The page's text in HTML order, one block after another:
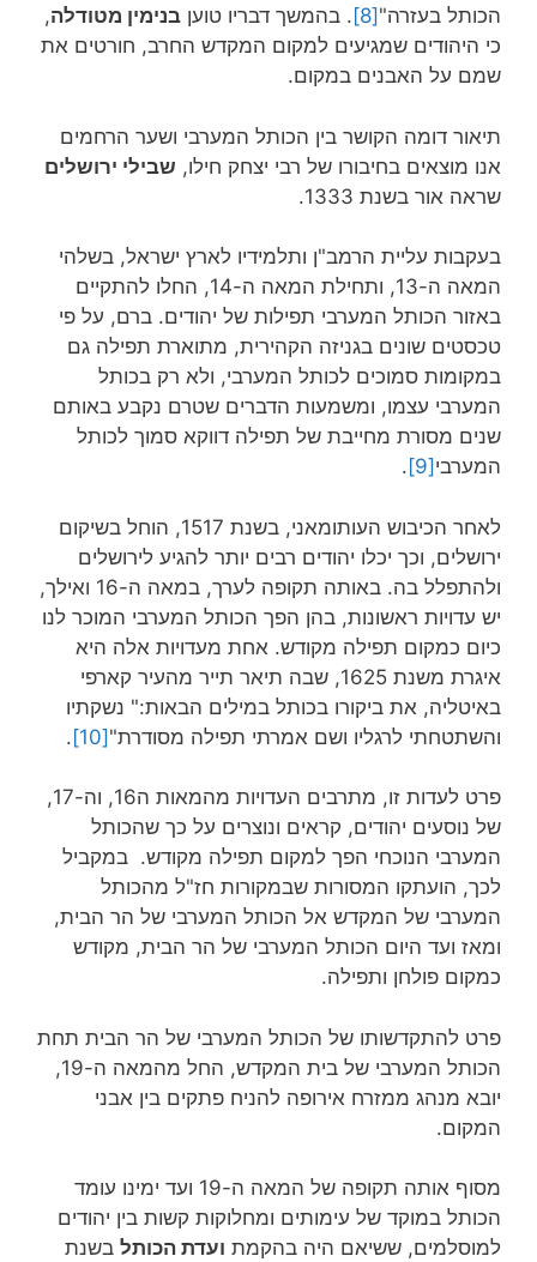
הכותל בעזרה" [8] . בהמשך דבריו טוען בנימין מטודלה,
כי היהודים שמגיעים למקום המקדש החרב, חורטים את
שמם על האבנים במקום.
תיאור דומה הקושר בין הכותל המערבי ושער הרחמים
אנו מוצאים בחיבורו של רבי יצחק חילו, שבילי ירושלים
שראה אור בשנת 1333.
בעקבות עליית הרמב"ן ותלמידיו לארץ ישראל, בשלהי
המאה ה-13, ותחילת המאה ה-14, החלו להתקיים
באזור הכותל המערבי תפילות של יהודים. ברם, על פי
טכסטים שונים בגניזה הקהירית, מתוארת תפילה גם
במקומות סמוכים לכותל המערבי, ולא רק בכותל
המערבי עצמו, ומשמעות הדברים שטרם נקבע באותם
שנים מסורת מחייבת של תפילה דווקא סמוך לכותל
המערבי [9]
.
לאחר הכיבוש העותומאני, בשנת 1517, הוחל בשיקום
ירושלים, וכך יכלו יהודים רבים יותר להגיע לירושלים
ולהתפלל בה. באותה תקופה לערך, במאה ה-16 ואילך,
יש עדויות ראשונות, בהן הפך הכותל המערבי המוכר לנו
כיום כמקום תפילה מקודש. אחת מעדויות אלה היא
איגרת משנת 1625, שבה תיאר תייר מהעיר קארפי
באיטליה, את ביקורו בכותל במילים הבאות:" נשקתיו
והשתטחתי לרגליו ושם אמרתי תפילה מסודרת"[10]
.
פרט לעדות זו, מתרבים העדויות מהמאות ה16, וה-17,
של נוסעים יהודים, קראים ונוצרים על כך שהכותל
המערבי הנוכחי הפך למקום תפילה מקודש. במקביל
לכך, הועתקו המסורות שבמקורות חז"ל מהכותל
המערבי של המקדש אל הכותל המערבי של הר הבית,
ומאז ועד היום הכותל המערבי של הר הבית, מקודש
כמקום פולחן ותפילה.
פרט להתקדשותו של הכותל המערבי של הר הבית תחת
הכותל המערבי של בית המקדש, החל מהמאה ה-19,
יובא מנהג ממזרח אירופה להניח פתקים בין אבני
המקום.
מסוף אותה תקופה של המאה ה-19 ועד ימינו עומד
הכותל במוקד של עימותים ומחלוקות קשות בין יהודים
למוסלמים, ששיאם היה בהקמת ועדת הכותל בשנת